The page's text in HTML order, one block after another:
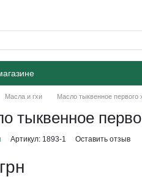
Масла и гхи Масло тыквенное первого
тыквенное
Артикул: 1893-1 Оставить отзыв